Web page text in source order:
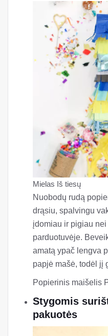
Mielas Iš tiesų
Nuobodų rudą
drąsiu, spalvingu
įdomiau ir pigiau
parduotuvėje.
amatą ypač lengva
papjė mašė, todėl jį
Popierinis maišelis
Stygomis
pakuotės